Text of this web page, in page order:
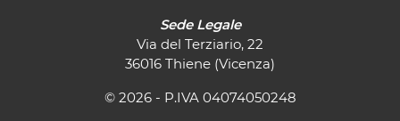
Sede Legale
Via del Terziario, 22
36016 Thiene (Vicenza)
© 2026 - P.IVA 04074050248